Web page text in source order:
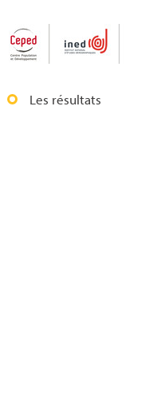
Les résultats